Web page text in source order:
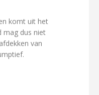
komt uit het
mag dus niet
van